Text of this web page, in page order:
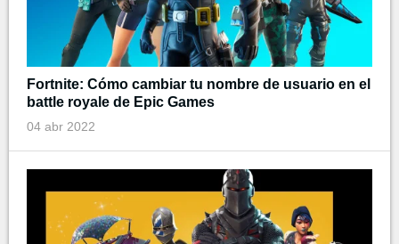
Fortnite: Cómo cambiar tu nombre de usuario en el
battle royale de Epic Games
04 abr 2022